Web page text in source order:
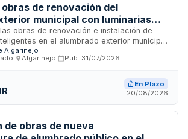
de renovación del
municipal con luminarias
en Algarinejo
obras de renovación e instalación de
en el alumbrado exterior municipal
forma parte de la segunda
de ayudas para proyectos
financiado mediante fondo nacional de
Las obras se ejecutarán conforme al
de Algarinejo.
Algarinejo
Algarinejo Pub. 31/07/2026
En Plazo
20/08/2026
obras de nueva